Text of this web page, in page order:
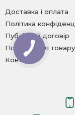
Доставка і оплата
Політика
Публічний договір
Повернення товару
Контакти
КНОПКА
ЗВ'ЯЗКУ